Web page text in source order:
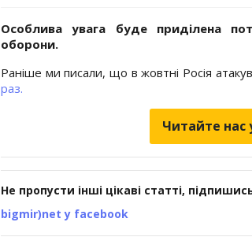
Особлива увага буде приділена
оборони.
Раніше ми писали, що в жовтні Росія
раз.
Читайте нас
Не пропусти інші цікаві статті,
bigmir)net у facebook